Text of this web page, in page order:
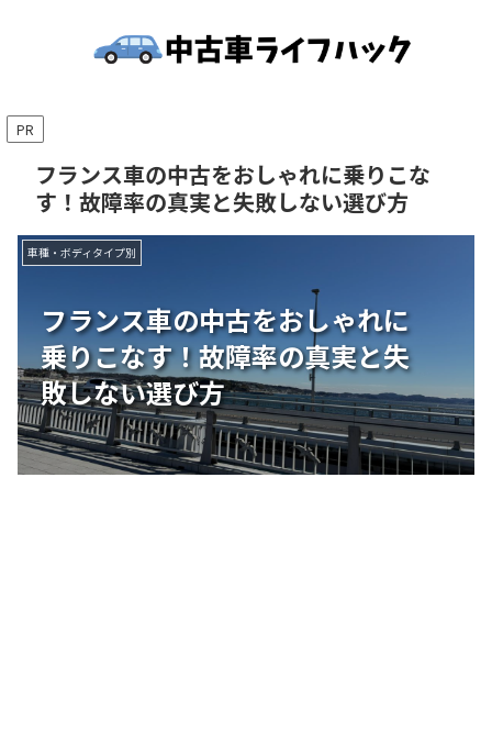
PR
フランス車の中古をおしゃれに乗りこな
す！故障率の真実と失敗しない選び方
フランス車の中古をおしゃれに
乗りこなす！故障率の真実と失
敗しない選び方
車種・ボディタイプ別